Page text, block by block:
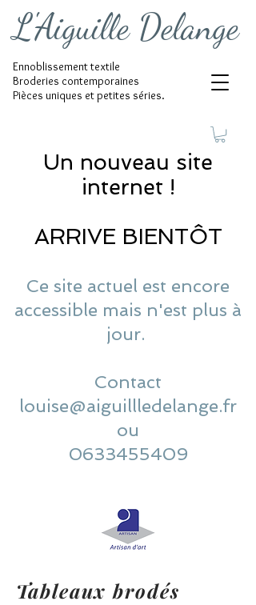
L'Aiguille Delange
Ennoblissement textile
Broderies contemporaines
Pièces uniques et petites séries.
Un nouveau site
internet !
ARRIVE BIENTÔT
Ce site actuel est encore
accessible mais n'est plus à
jour.
Contact
louise@aiguillledelange.fr
ou
0633455409
Tableaux brodés